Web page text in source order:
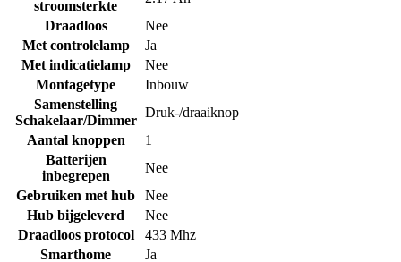
stroomsterkte
Draadloos
Nee
Met controlelamp
Ja
Met indicatielamp
Nee
Montagetype
Inbouw
Samenstelling
Schakelaar/Dimmer
Druk-/draaiknop
Aantal knoppen
1
Batterijen
inbegrepen
Nee
Gebruiken met hub
Nee
Hub bijgeleverd
Nee
Draadloos protocol
433 Mhz
Smarthome
Ja